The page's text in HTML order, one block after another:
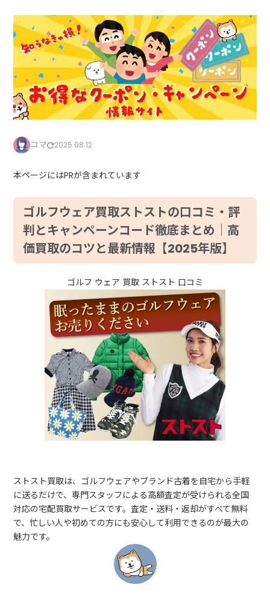
コマ 2025.08.12
本ページにはPRが含まれています
ゴルフウェア買取ストストの口コミ・評
判とキャンペーンコード徹底まとめ｜高
価買取のコツと最新情報【2025年版】
ゴルフ ウェア 買取 ストスト 口コミ
ストスト買取は、ゴルフウェアやブランド古着を自宅から手軽
に送るだけで、専門スタッフによる高額査定が受けられる全国
対応の宅配買取サービスです。査定・送料・返却がすべて無料
で、忙しい人や初めての方にも安心して利用できるのが最大の
魅力です。